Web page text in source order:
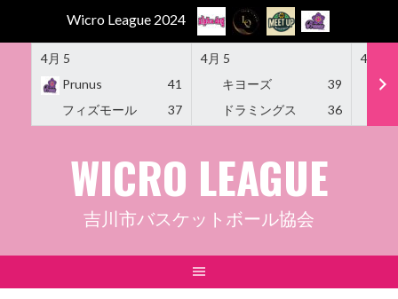
Wicro League 2024
4月 5
Prunus
41
フィズモール
37
4月 5
キヨーズ
39
ドラミングス
36
4月 5
WICRO LEAGUE
吉川市バスケットボール協会